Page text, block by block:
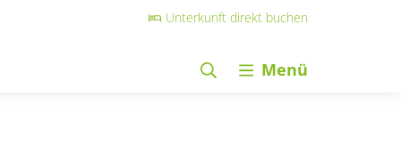
Unterkunft direkt buchen
Menü